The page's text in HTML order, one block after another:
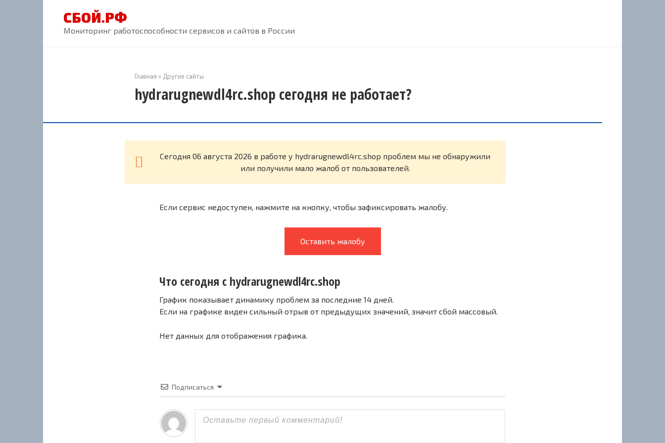
СБОЙ.РФ
Мониторинг работоспособности сервисов и сайтов в России
Главная » Другие сайты
hydrarugnewdl4rc.shop сегодня не работает?
Cегодня 06 августа 2026 в работе у hydrarugnewdl4rc.shop проблем мы не обнаружили
или получили мало жалоб от пользователей.
Если сервис недоступен, нажмите на кнопку, чтобы зафиксировать жалобу.
Оставить жалобу
Что сегодня с hydrarugnewdl4rc.shop
График показывает динамику проблем за последние 14 дней.
Если на графике виден сильный отрыв от предыдущих значений, значит сбой массовый.
Нет данных для отображения графика.
Подписаться